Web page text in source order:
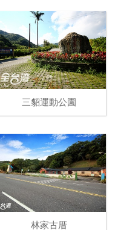
三貂運動公園
林家古厝